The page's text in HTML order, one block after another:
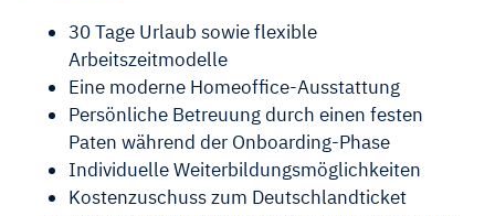
30 Tage Urlaub sowie flexible
Arbeitszeitmodelle
Eine moderne Homeoffice-Ausstattung
Persönliche Betreuung durch einen festen
Paten während der Onboarding-Phase
Individuelle Weiterbildungsmöglichkeiten
Kostenzuschuss zum Deutschlandticket